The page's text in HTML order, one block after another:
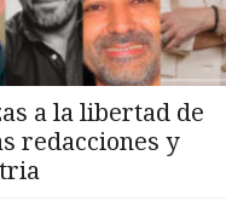
a la libertad de
redacciones y